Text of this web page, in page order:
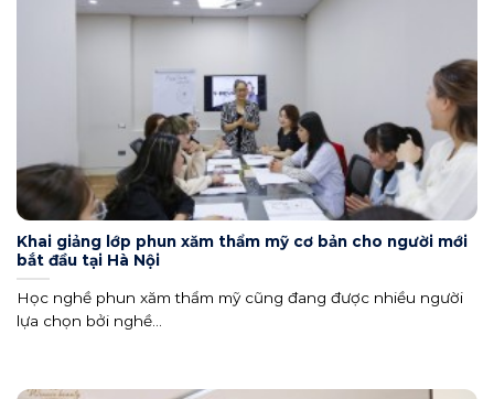
Khai giảng lớp phun xăm thẩm mỹ cơ bản cho người mới
bắt đầu tại Hà Nội
Học nghề phun xăm thẩm mỹ cũng đang được nhiều người
lựa chọn bởi nghề...